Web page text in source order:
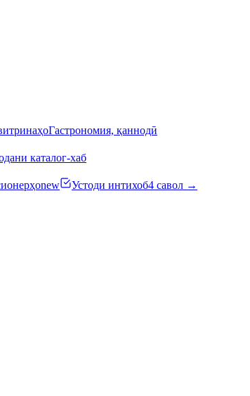
Гастрономия, қаннодӣ
каталог-хаб
new Устоди интихоб4 савол →